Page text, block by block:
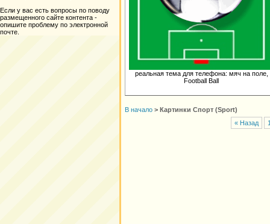
Если у вас есть вопросы по поводу
размещенного сайте контента -
опишите проблему по электронной
почте.
реальная тема для телефона: мяч на поле,
Football Ball
В начало > Картинки Спорт (Sport)
« Назад